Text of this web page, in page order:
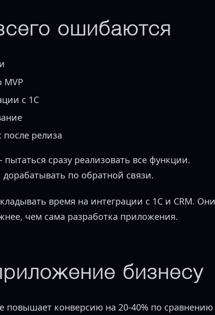
ошибаются
MVP
с 1С
релиза
сразу реализовать все функции.
по обратной связи.
время на интеграции с 1С и CRM. Они
чем сама разработка приложения.
бизнесу
конверсию на 20-40% по сравнению